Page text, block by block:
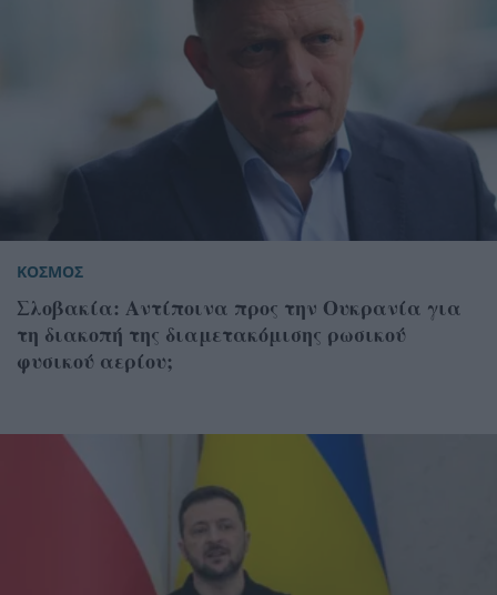
ΚΟΣΜΟΣ
Σλοβακία: Αντίποινα προς την Ουκρανία για
τη διακοπή της διαμετακόμισης ρωσικού
φυσικού αερίου;